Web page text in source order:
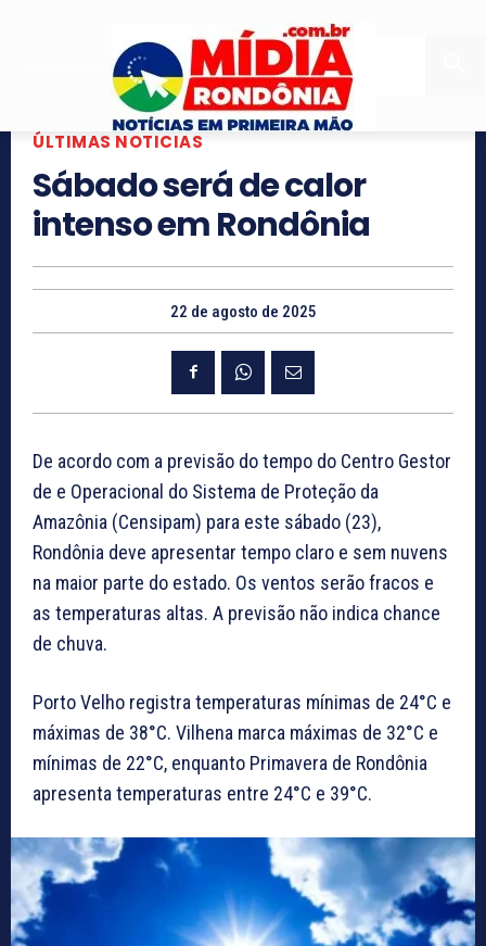
ÚLTIMAS NOTICIAS
Sábado será de calor
intenso em Rondônia
22 de agosto de 2025
De acordo com a previsão do tempo do Centro Gestor
de e Operacional do Sistema de Proteção da
Amazônia (Censipam) para este sábado (23),
Rondônia deve apresentar tempo claro e sem nuvens
na maior parte do estado. Os ventos serão fracos e
as temperaturas altas. A previsão não indica chance
de chuva.
Porto Velho registra temperaturas mínimas de 24°C e
máximas de 38°C. Vilhena marca máximas de 32°C e
mínimas de 22°C, enquanto Primavera de Rondônia
apresenta temperaturas entre 24°C e 39°C.